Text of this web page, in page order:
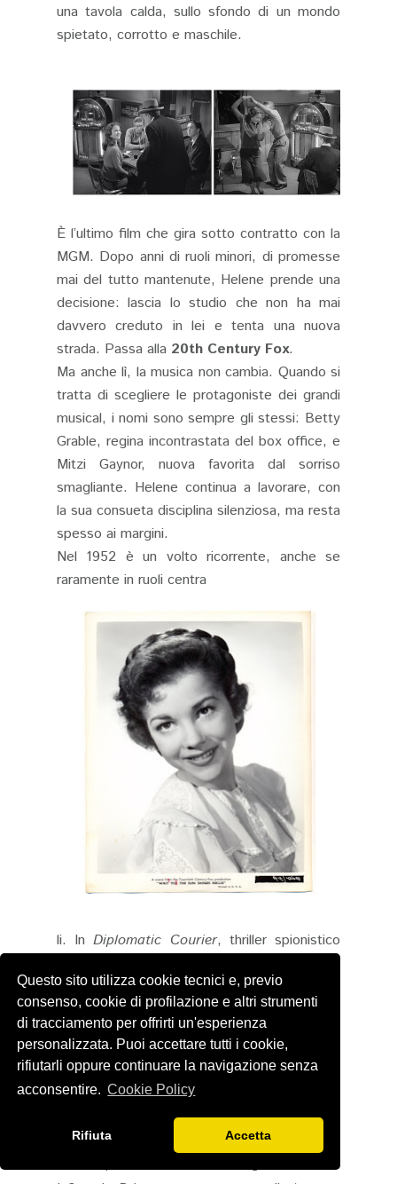
Questo sito utilizza cookie tecnici e, previo
consenso, cookie di profilazione e altri strumenti
di tracciamento per offrirti un'esperienza
personalizzata. Puoi accettare tutti i cookie,
rifiutarli oppure continuare la navigazione senza
acconsentire. Cookie Policy
Rifiuta Accetta
una tavola calda, sullo sfondo di un mondo
spietato, corrotto e maschile.
È l’ultimo film che gira sotto contratto con la
MGM. Dopo anni di ruoli minori, di promesse
mai del tutto mantenute, Helene prende una
decisione: lascia lo studio che non ha mai
davvero creduto in lei e tenta una nuova
strada. Passa alla 20th Century Fox.
Ma anche lì, la musica non cambia. Quando si
tratta di scegliere le protagoniste dei grandi
musical, i nomi sono sempre gli stessi: Betty
Grable, regina incontrastata del box office, e
Mitzi Gaynor, nuova favorita dal sorriso
smagliante. Helene continua a lavorare, con
la sua consueta disciplina silenziosa, ma resta
spesso ai margini.
Nel 1952 è un volto ricorrente, anche se
raramente in ruoli centra
li. InDiplomatic Courier, thriller spionistico
Wait Till the Sun Shines, Nellie,
melodramma generazionale ambientato nel
Midwest, interpreta Eadie Jordan, una
giovane donna fragile e ingenua. InMatrimoni
a sorpresa, film a episodi con Ginger Rogers
e Marilyn Monroe, compare nel segmento
con Rory Calhoun, nei panni di Mary — ma
anche qui, il suo nome non figura nei titoli.